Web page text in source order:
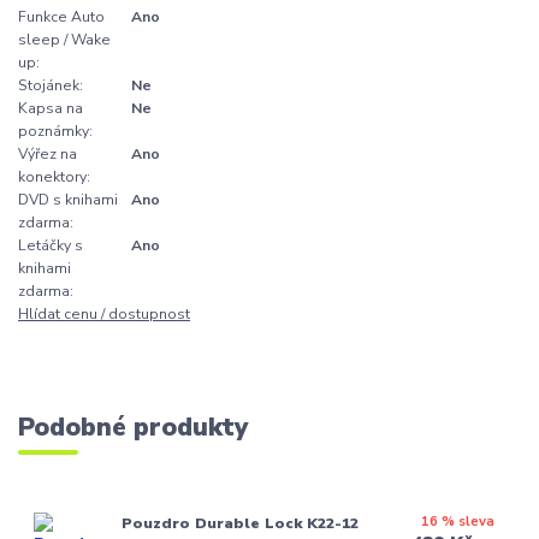
Funkce Auto
sleep / Wake
up:
Ano
Stojánek:
Ne
Kapsa na
poznámky:
Ne
Výřez na
konektory:
Ano
DVD s knihami
zdarma:
Ano
Letáčky s
knihami
zdarma:
Ano
Hlídat cenu / dostupnost
Podobné produkty
Pouzdro Durable Lock K22-12
16 % sleva